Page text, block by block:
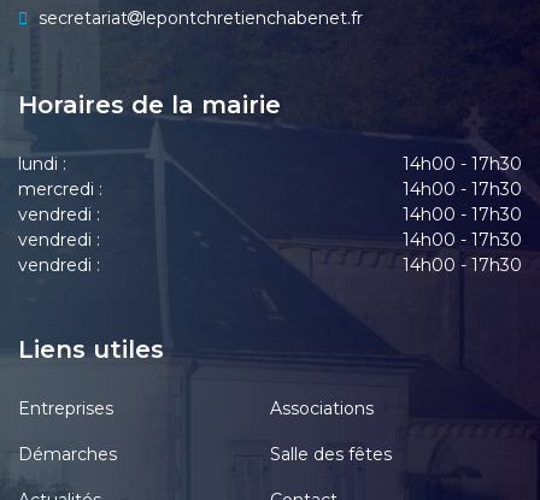
secretariat
lepontchretienchabenet.fr
Horaires de la mairie
lundi :
14h00 - 17h30
mercredi :
14h00 - 17h30
vendredi :
14h00 - 17h30
vendredi :
14h00 - 17h30
vendredi :
14h00 - 17h30
Liens utiles
Entreprises Associations
Démarches Salle des fêtes